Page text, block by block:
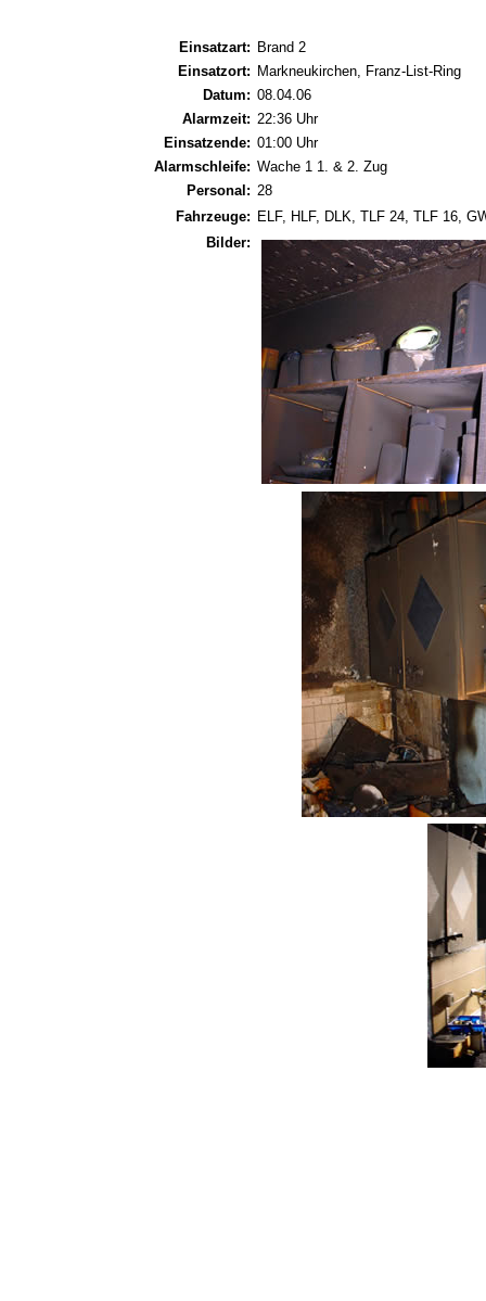
Einsatzart: Brand 2
Einsatzort: Markneukirchen, Franz-List-Ring
Datum: 08.04.06
Alarmzeit: 22:36 Uhr
Einsatzende: 01:00 Uhr
Alarmschleife: Wache 1 1. & 2. Zug
Personal: 28
Fahrzeuge: ELF, HLF, DLK, TLF 24, TLF 16,
Bilder: